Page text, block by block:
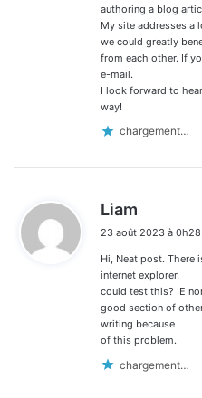
authoring a blog
My site addresses a
we could greatly
from each other. If
e-mail.
I look forward to
way!
chargement…
Liam
t
:
23 août 2023 à 0h28
Hi, Neat post. There
internet explorer,
could test this? IE
good section of
writing because
of this problem.
chargement…